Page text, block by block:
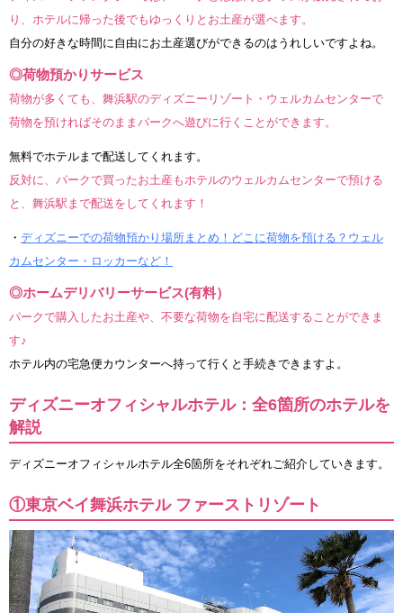
り、ホテルに帰った後でもゆっくりとお土産が選べます。
自分の好きな時間に自由にお土産選びができるのはうれしいですよね。
◎荷物預かりサービス
荷物が多くても、舞浜駅のディズニーリゾート・ウェルカムセンターで
荷物を預ければそのままパークへ遊びに行くことができます。
無料でホテルまで配送してくれます。
反対に、パークで買ったお土産もホテルのウェルカムセンターで預ける
と、舞浜駅まで配送をしてくれます！
・ ディズニーでの荷物預かり場所まとめ！どこに荷物を預ける？ウェル
カムセンター・ロッカーなど！
◎ホームデリバリーサービス(有料）
パークで購入したお土産や、不要な荷物を自宅に配送することができま
す♪
ホテル内の宅急便カウンターへ持って行くと手続きできますよ。
ディズニーオフィシャルホテル：全6箇所のホテルを
解説
ディズニーオフィシャルホテル全6箇所をそれぞれご紹介していきます。
①東京ベイ舞浜ホテル ファーストリゾート